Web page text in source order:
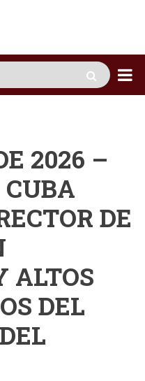
2026 –
DE
ALTOS
DEL